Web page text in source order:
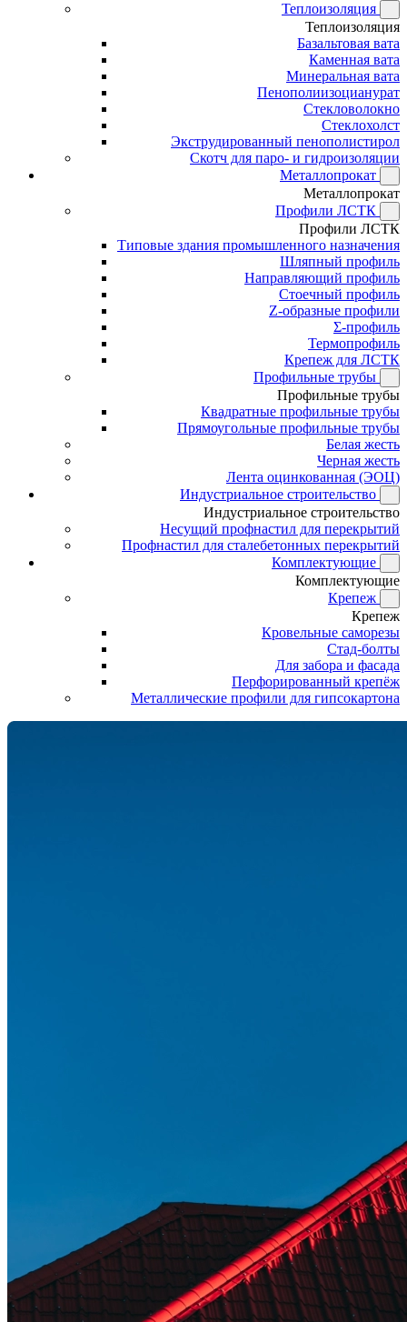
Теплоизоляция
Теплоизоляция
Базальтовая вата
Каменная вата
Минеральная вата
Пенополиизоцианурат
Стекловолокно
Стеклохолст
Экструдированный пенополистирол
Скотч для паро- и гидроизоляции
Металлопрокат
Металлопрокат
Профили ЛСТК
Профили ЛСТК
Типовые здания промышленного назначения
Шляпный профиль
Направляющий профиль
Стоечный профиль
Z-образные профили
Σ-профиль
Термопрофиль
Крепеж для ЛСТК
Профильные трубы
Профильные трубы
Квадратные профильные трубы
Прямоугольные профильные трубы
Белая жесть
Черная жесть
Лента оцинкованная (ЭОЦ)
Индустриальное строительство
Индустриальное строительство
Несущий профнастил для перекрытий
Профнастил для сталебетонных перекрытий
Комплектующие
Комплектующие
Крепеж
Крепеж
Кровельные саморезы
Стад-болты
Для забора и фасада
Перфорированный крепёж
Металлические профили для гипсокартона